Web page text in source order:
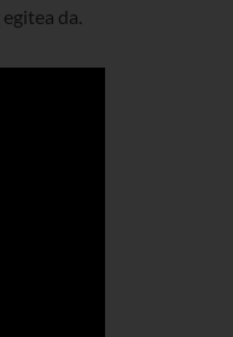
egitea da.